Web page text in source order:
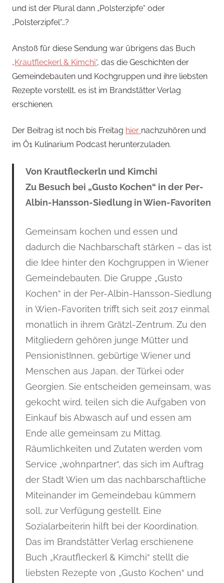
und ist der Plural dann „Polsterzipfe“ oder
„Polsterzipfel“…?
Anstoß für diese Sendung war übrigens das Buch
„Krautfleckerl & Kimchi“, das die Geschichten der
Gemeindebauten und Kochgruppen und ihre liebsten
Rezepte vorstellt, es ist im Brandstätter Verlag
erschienen.
Der Beitrag ist noch bis Freitag hier nachzuhören und
im Ö1 Kulinarium Podcast herunterzuladen.
Von Krautfleckerln und Kimchi
Zu Besuch bei „Gusto Kochen“ in der Per-
Albin-Hansson-Siedlung in Wien-Favoriten
Gemeinsam kochen und essen und
dadurch die Nachbarschaft stärken – das ist
die Idee hinter den Kochgruppen in Wiener
Gemeindebauten. Die Gruppe „Gusto
Kochen“ in der Per-Albin-Hansson-Siedlung
in Wien-Favoriten trifft sich seit 2017 einmal
monatlich in ihrem Grätzl-Zentrum. Zu den
Mitgliedern gehören junge Mütter und
PensionistInnen, gebürtige Wiener und
Menschen aus Japan, der Türkei oder
Georgien. Sie entscheiden gemeinsam, was
gekocht wird, teilen sich die Aufgaben von
Einkauf bis Abwasch auf und essen am
Ende alle gemeinsam zu Mittag.
Räumlichkeiten und Zutaten werden vom
Service „wohnpartner“, das sich im Auftrag
der Stadt Wien um das nachbarschaftliche
Miteinander im Gemeindebau kümmern
soll, zur Verfügung gestellt. Eine
Sozialarbeiterin hilft bei der Koordination.
Das im Brandstätter Verlag erschienene
Buch „Krautfleckerl & Kimchi“ stellt die
liebsten Rezepte von „Gusto Kochen“ und